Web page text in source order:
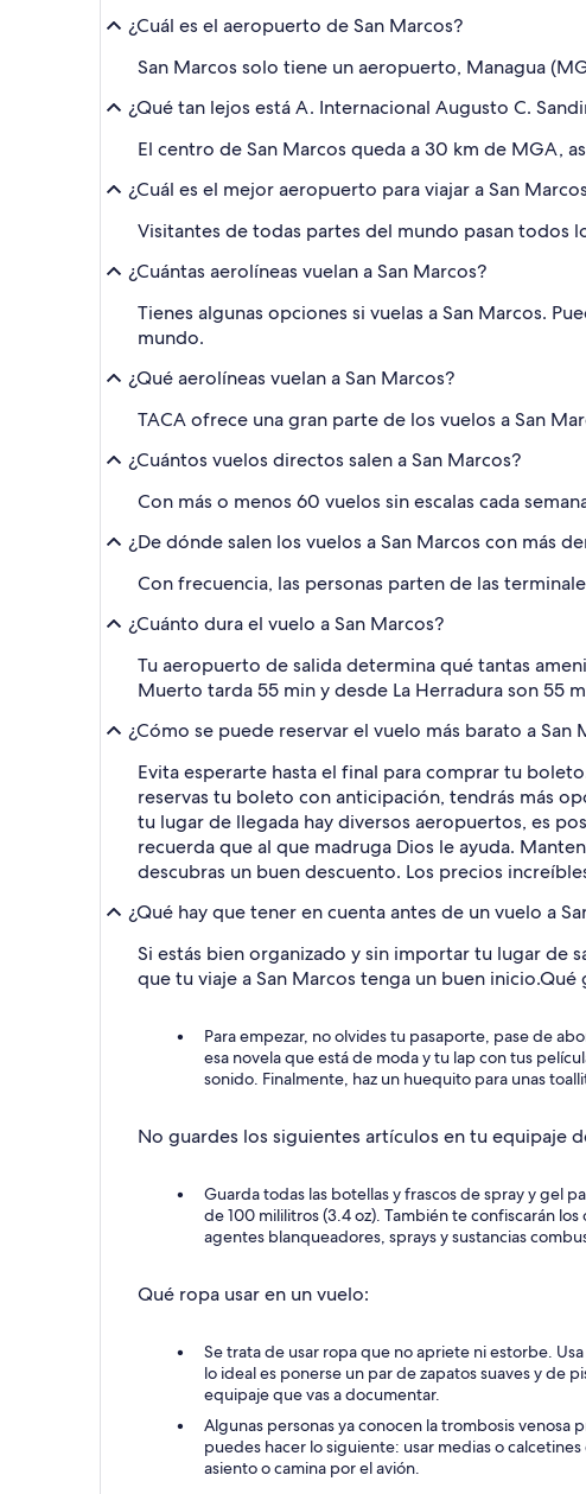
¿Cuál es el aeropuerto de San Marcos?
San Marcos solo tiene un aeropuerto, Managua
¿Qué tan lejos está A. Internacional Augusto C.
El centro de San Marcos queda a 30 km de MGA,
¿Cuál es el mejor aeropuerto para viajar a San
Visitantes de todas partes del mundo pasan todos
¿Cuántas aerolíneas vuelan a San Marcos?
Tienes algunas opciones si vuelas a San Marcos.
mundo.
¿Qué aerolíneas vuelan a San Marcos?
TACA ofrece una gran parte de los vuelos a San
¿Cuántos vuelos directos salen a San Marcos?
Con más o menos 60 vuelos sin escalas cada
¿De dónde salen los vuelos a San Marcos con más
Con frecuencia, las personas parten de las
¿Cuánto dura el vuelo a San Marcos?
Tu aeropuerto de salida determina qué tantas
Muerto tarda 55 min y desde La Herradura son 55
¿Cómo se puede reservar el vuelo más barato a San
Evita esperarte hasta el final para comprar tu
reservas tu boleto con anticipación, tendrás más
tu lugar de llegada hay diversos aeropuertos, es
recuerda que al que madruga Dios le ayuda.
descubras un buen descuento. Los precios
¿Qué hay que tener en cuenta antes de un vuelo a
Si estás bien organizado y sin importar tu lugar de
que tu viaje a San Marcos tenga un buen inicio.Qué
Para empezar, no olvides tu pasaporte, pase de
esa novela que está de moda y tu lap con tus
sonido. Finalmente, haz un huequito para unas
No guardes los siguientes artículos en tu equipaje
Guarda todas las botellas y frascos de spray y gel
de 100 mililitros (3.4 oz). También te confiscarán
agentes blanqueadores, sprays y sustancias
Qué ropa usar en un vuelo:
Se trata de usar ropa que no apriete ni estorbe.
lo ideal es ponerse un par de zapatos suaves y de
equipaje que vas a documentar.
Algunas personas ya conocen la trombosis venosa
puedes hacer lo siguiente: usar medias o
asiento o camina por el avión.